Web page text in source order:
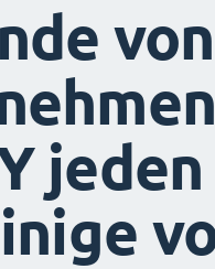
von
jeden